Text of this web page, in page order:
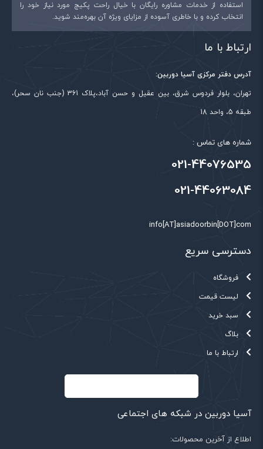
استفاده از خدمات مشاوره رایگان با خیال راحت پکیج مورد نیاز خود را
انتخاب کرده و با خاطری آسوده از مزایای ویژه آن بهره‌مند شوید.
ارتباط با ما
آدرس دفتر مرکزی آسیا دوربین:
تهران، بلوار فردوس شرق، بین عقیل و حسن آباد،پلاک 361 (جنب نان سحر)،
طبقه 5، واحد 18
شماره های تماس :
021-44076535
021-44063084
info[AT]asiadoorbin[DOT]com
دسترسی سریع
فروشگاه
لیست قیمت
سبد خرید
بلاگ
ارتباط با ما
آسیا دوربین در شبکه های اجتماعی
اطلاع از آخرین محصولات: